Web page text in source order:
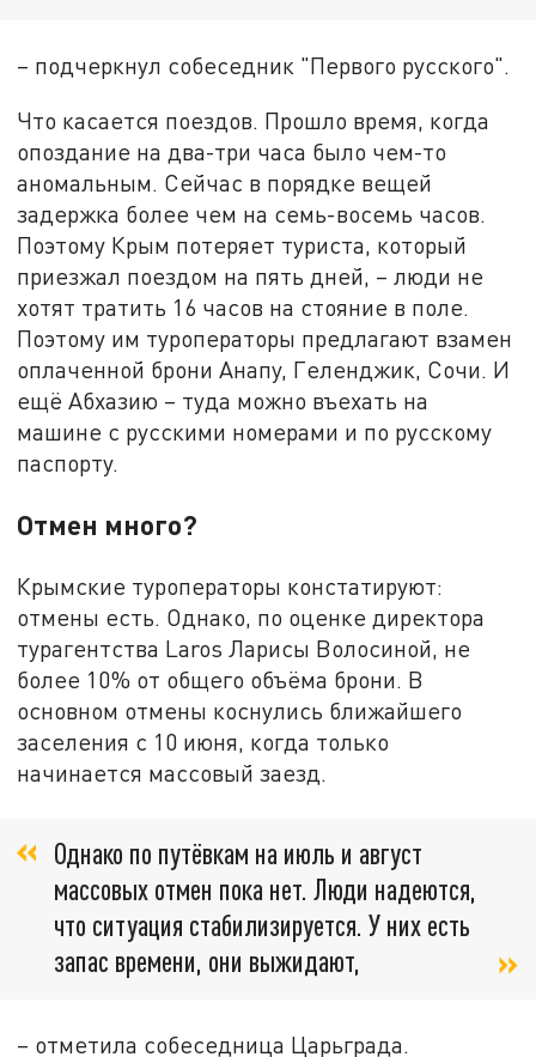
– подчеркнул собеседник "Первого русского".
Что касается поездов. Прошло время, когда
опоздание на два-три часа было чем-то
аномальным. Сейчас в порядке вещей
задержка более чем на семь-восемь часов.
Поэтому Крым потеряет туриста, который
приезжал поездом на пять дней, – люди не
хотят тратить 16 часов на стояние в поле.
Поэтому им туроператоры предлагают взамен
оплаченной брони Анапу, Геленджик, Сочи. И
ещё Абхазию – туда можно въехать на
машине с русскими номерами и по русскому
паспорту.
Отмен много?
Крымские туроператоры констатируют:
отмены есть. Однако, по оценке директора
турагентства Laros Ларисы Волосиной, не
более 10% от общего объёма брони. В
основном отмены коснулись ближайшего
заселения с 10 июня, когда только
начинается массовый заезд.
Однако по путёвкам на июль и август
массовых отмен пока нет. Люди надеются,
что ситуация стабилизируется. У них есть
запас времени, они выжидают,
– отметила собеседница Царьграда.